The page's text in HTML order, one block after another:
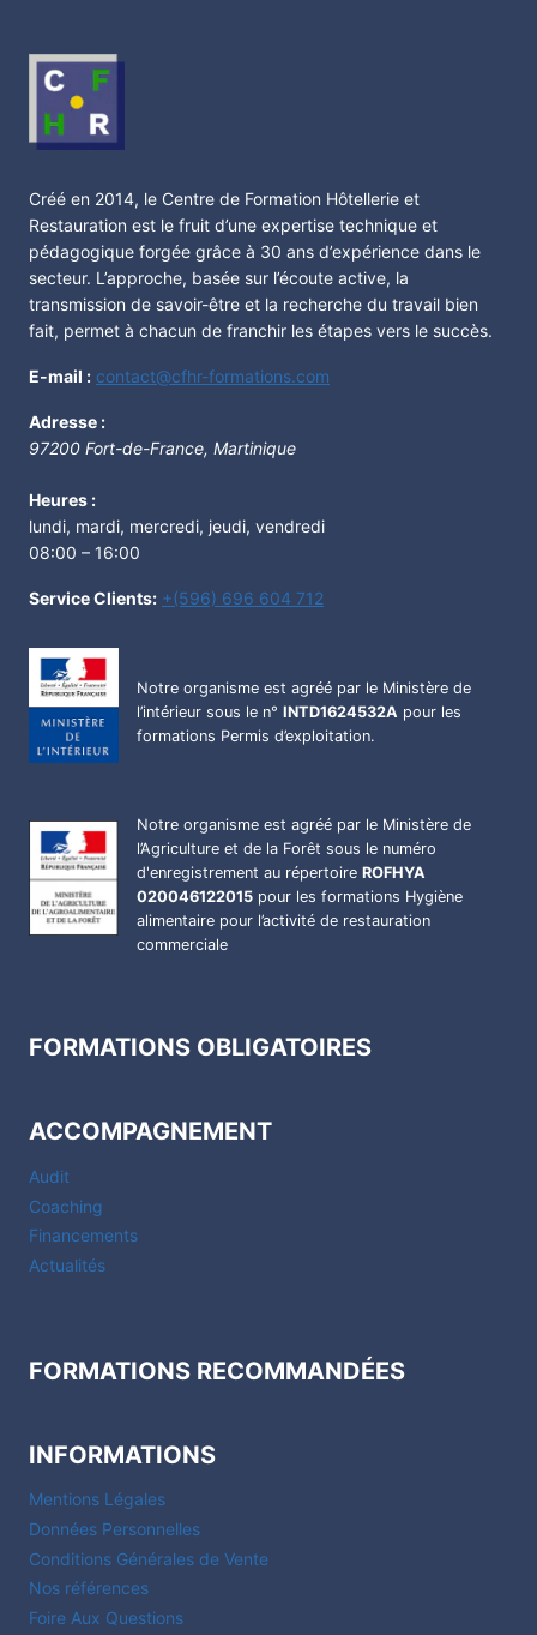
Créé en 2014, le Centre de Formation Hôtellerie et
Restauration est le fruit d’une expertise technique et
pédagogique forgée grâce à 30 ans d’expérience dans le
secteur. L’approche, basée sur l’écoute active, la
transmission de savoir-être et la recherche du travail bien
fait, permet à chacun de franchir les étapes vers le succès.
E-mail : contact@cfhr-formations.com
Adresse :
97200 Fort-de-France, Martinique
Heures :
lundi, mardi, mercredi, jeudi, vendredi
08:00 – 16:00
Service Clients: +(596) 696 604 712
Notre organisme est agréé par le Ministère de
l’intérieur sous le n° INTD1624532A pour les
formations Permis d’exploitation.
Notre organisme est agréé par le Ministère de
l’Agriculture et de la Forêt sous le numéro
d'enregistrement au répertoire ROFHYA
020046122015 pour les formations Hygiène
alimentaire pour l’activité de restauration
commerciale
FORMATIONS OBLIGATOIRES
ACCOMPAGNEMENT
Audit
Coaching
Financements
Actualités
FORMATIONS RECOMMANDÉES
INFORMATIONS
Mentions Légales
Données Personnelles
Conditions Générales de Vente
Nos références
Foire Aux Questions